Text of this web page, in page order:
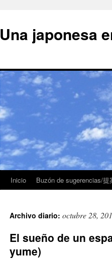
Una japonesa
Inicio Buzón de sugerencias/提
Archivo diario: octubre 28,
El sueño de un
yume)